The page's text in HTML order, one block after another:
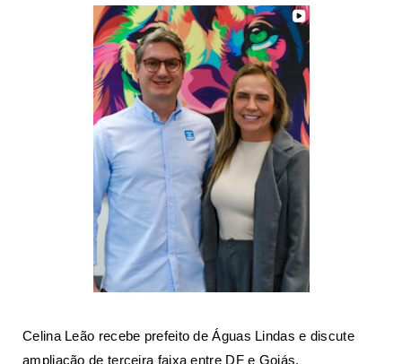
Celina Leão recebe prefeito de Águas Lindas e discute
ampliação de terceira faixa entre DF e Goiás.